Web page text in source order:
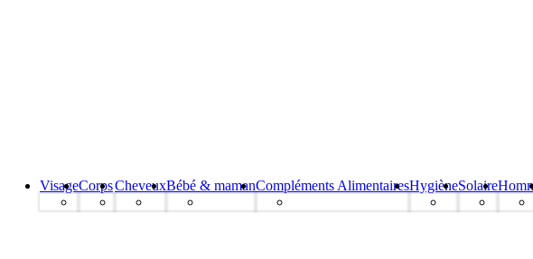
VisageCorpsCheveuxBébé & mamanCompléments AlimentairesHygièneSolaire